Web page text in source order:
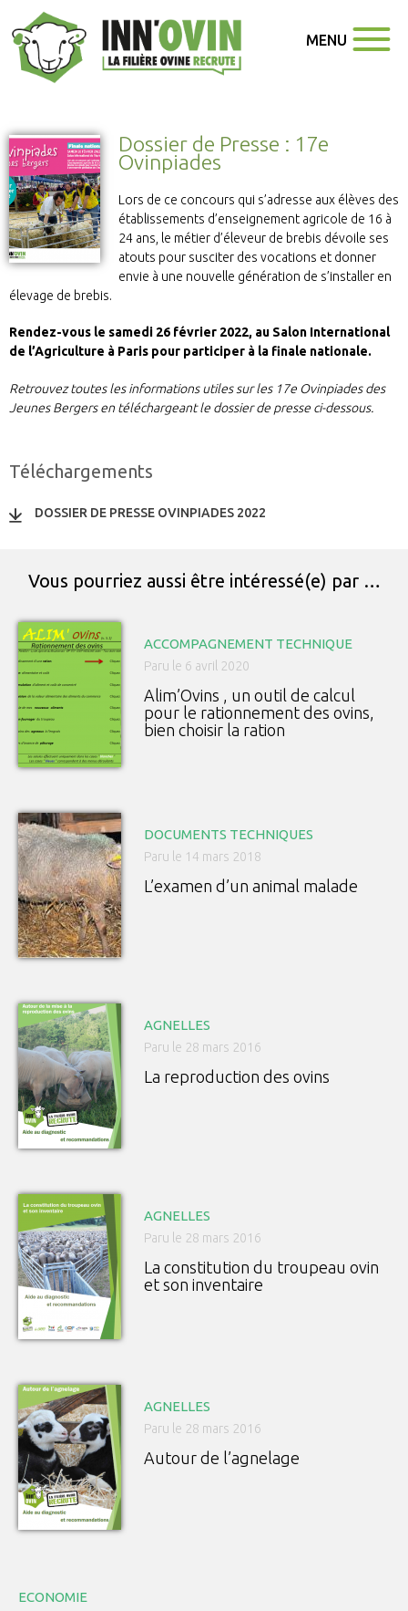
MENU
Dossier de Presse : 17e
Ovinpiades
Lors de ce concours qui s’adresse aux élèves des
établissements d’enseignement agricole de 16 à
24 ans, le métier d’éleveur de brebis dévoile ses
atouts pour susciter des vocations et donner
envie à une nouvelle génération de s’installer en
élevage de brebis.
Rendez-vous le samedi 26 février 2022, au Salon International
de l’Agriculture à Paris pour participer à la finale nationale.
Retrouvez toutes les informations utiles sur les 17e Ovinpiades des
Jeunes Bergers en téléchargeant le dossier de presse ci-dessous.
Téléchargements
DOSSIER DE PRESSE OVINPIADES 2022
Vous pourriez aussi être intéressé(e) par …
ACCOMPAGNEMENT TECHNIQUE
Paru le 6 avril 2020
Alim’Ovins , un outil de calcul
pour le rationnement des ovins,
bien choisir la ration
DOCUMENTS TECHNIQUES
Paru le 14 mars 2018
L’examen d’un animal malade
AGNELLES
Paru le 28 mars 2016
La reproduction des ovins
AGNELLES
Paru le 28 mars 2016
La constitution du troupeau ovin
et son inventaire
AGNELLES
Paru le 28 mars 2016
Autour de l’agnelage
ECONOMIE